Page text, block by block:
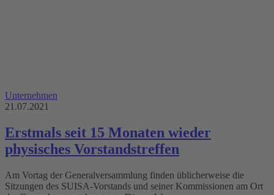
Unternehmen
21.07.2021
Erstmals seit 15 Monaten wieder
physisches Vorstandstreffen
Am Vortag der Generalversammlung finden üblicherweise die
Sitzungen des SUISA-Vorstands und seiner Kommissionen am Ort